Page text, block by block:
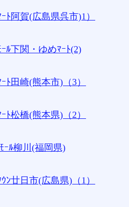
ﾄ阿賀(広島県呉市)1）
ﾙ下関・ゆめﾏｰﾄ(2)
ﾄ田崎(熊本市)（3）
ﾄ松橋(熊本県)（2）
ｰﾙ柳川(福岡県)
ﾝ廿日市(広島県)（1）